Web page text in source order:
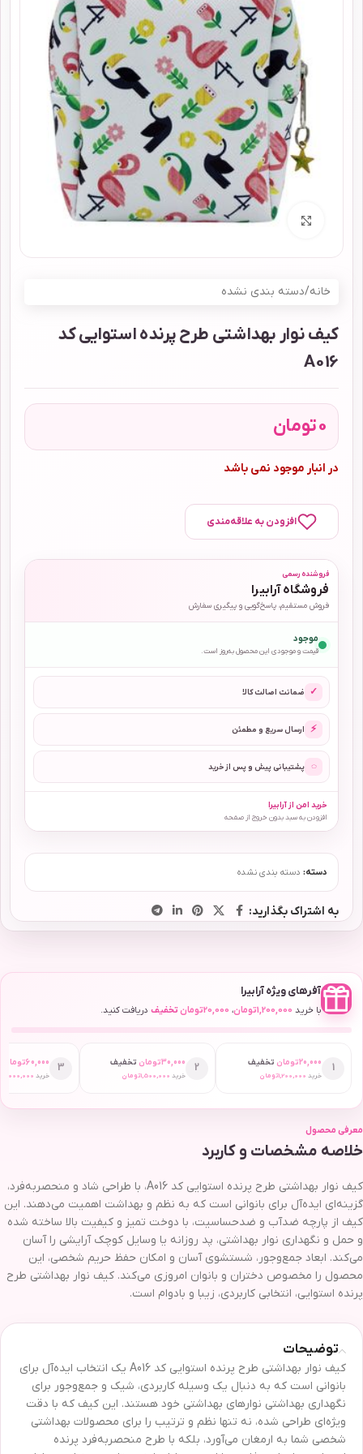
برای بزرگنمایی کلیک کنید
خانه/دسته بندی نشده
کیف نوار بهداشتی طرح پرنده استوایی کد
A016
0تومان
در انبار موجود نمی باشد
افزودن به علاقه‌مندی
فروشنده رسمی
فروشگاه آرابیرا
فروش مستقیم، پاسخ‌گویی و پیگیری سفارش
موجود
قیمت و موجودی این محصول به‌روز است.
✓ ضمانت اصالت کالا
⚡ ارسال سریع و مطمئن
◌ پشتیبانی پیش و پس از خرید
خرید امن از آرابیرا
افزودن به سبد بدون خروج از صفحه
دسته: دسته بندی نشده
به اشتراک بگذارید:
آفرهای ویژه آرابیرا
با خرید 1,200,000تومان، 20,000تومان تخفیف دریافت کنید.
1
20,000تومان تخفیف
خرید 1,200,000تومان
2
30,000تومان تخفیف
خرید 1,500,000تومان
3
60,000تومان
خرید 2,000,000
معرفی محصول
خلاصه مشخصات و کاربرد
کیف نوار بهداشتی طرح پرنده استوایی کد A016، با طراحی شاد و منحصر‌به‌فرد،
گزینه‌ای ایده‌آل برای بانوانی است که به نظم و بهداشت اهمیت می‌دهند. این
کیف از پارچه ضد‌آب و ضدحساسیت، با دوخت تمیز و کیفیت بالا ساخته شده
و حمل و نگهداری نوار بهداشتی، پد روزانه یا وسایل کوچک آرایشی را آسان
می‌کند. ابعاد جمع‌وجور، شستشوی آسان و امکان حفظ حریم شخصی، این
محصول را مخصوص دختران و بانوان امروزی می‌کند. کیف نوار بهداشتی طرح
پرنده استوایی، انتخابی کاربردی، زیبا و بادوام است.
توضیحات
کیف نوار بهداشتی طرح پرنده استوایی کد A016 یک انتخاب ایده‌آل برای
بانوانی است که به دنبال یک وسیله کاربردی، شیک و جمع‌وجور برای
نگهداری بهداشتی نوارهای بهداشتی خود هستند. این کیف که با دقت
ویژه‌ای طراحی شده، نه تنها نظم و ترتیب را برای محصولات بهداشتی
شخصی شما به ارمغان می‌آورد، بلکه با طرح منحصربه‌فرد پرنده